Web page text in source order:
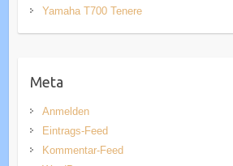
Yamaha T700 Tenere
Meta
Anmelden
Eintrags-Feed
Kommentar-Feed